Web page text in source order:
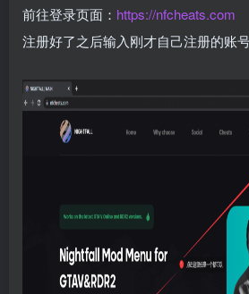
前往登录页面： https://nfcheats.com
注册好了之后输入刚才自己注册的账